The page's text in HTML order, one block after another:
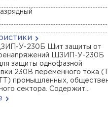
У-230Б Щит защиты от
ЩЗИП-У-230Б
защиты однофазной
230В переменного тока
TT) промышленных,
сектора. Содержит...